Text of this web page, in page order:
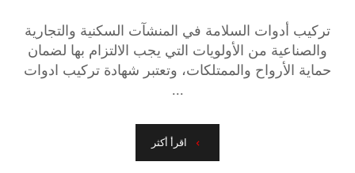
تركيب أدوات السلامة في المنشآت السكنية والتجارية
والصناعية من الأولويات التي يجب الالتزام بها لضمان
حماية الأرواح والممتلكات، وتعتبر شهادة تركيب ادوات
...
اقرأ أكثر